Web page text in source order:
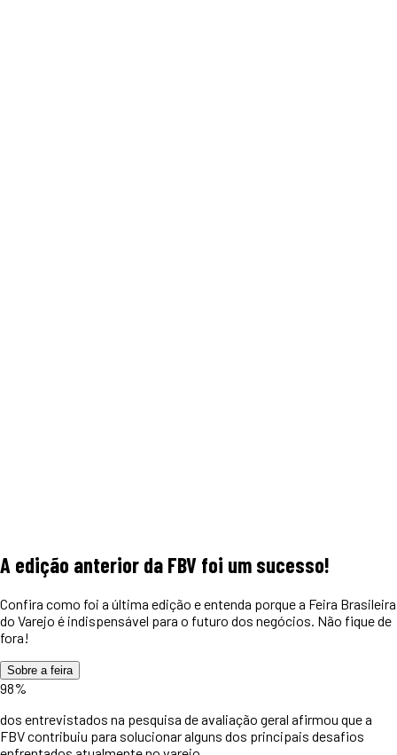
A edição anterior da FBV foi um sucesso!
Confira como foi a última edição e entenda porque a Feira Brasileira
do Varejo é indispensável para o futuro dos negócios. Não fique de
fora!
Sobre a feira
98%
dos entrevistados na pesquisa de avaliação geral afirmou que a
FBV contribuiu para solucionar alguns dos principais desafios